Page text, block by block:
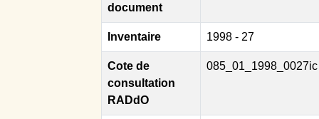
document
Inventaire 1998 - 27
Cote de
consultation
RADdO
085_01_1998_0027ic